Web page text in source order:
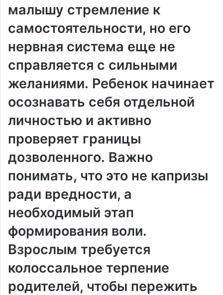
малышу стремление к
самостоятельности, но его
нервная система еще не
справляется с сильными
желаниями․ Ребенок начинает
осознавать себя отдельной
личностью и активно
проверяет границы
дозволенного․ Важно
понимать, что это не капризы
ради вредности, а
необходимый этап
формирования воли․
Взрослым требуется
колоссальное терпение
родителей, чтобы пережить